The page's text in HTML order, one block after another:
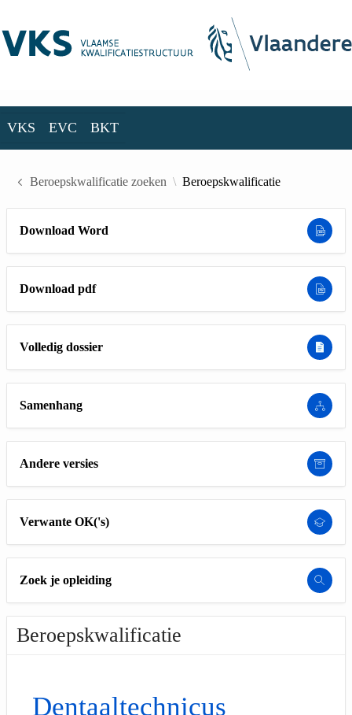
VKS EVC BKT
Beroepskwalificatie zoeken Beroepskwalificatie
Download Word
Download pdf
Volledig dossier
Samenhang
Andere versies
Verwante OK('s)
Zoek je opleiding
Beroepskwalificatie
Dentaaltechnicus